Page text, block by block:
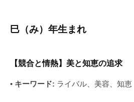
巳（み）年生まれ
【競合と情熱】美と知恵の追求
• キーワード: ライバル、美容、知恵